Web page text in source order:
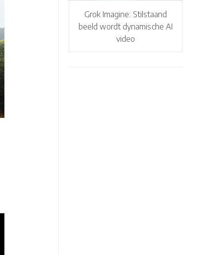
Grok Imagine: Stilstaand
beeld wordt dynamische AI
video